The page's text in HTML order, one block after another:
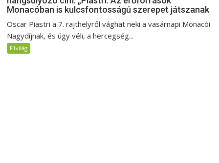
Monacóban is kulcsfontosságú szerepet játszanak
Oscar Piastri a 7. rajthelyről vághat neki a vasárnapi Monacói
Nagydíjnak, és úgy véli, a hercegség...
F1világ